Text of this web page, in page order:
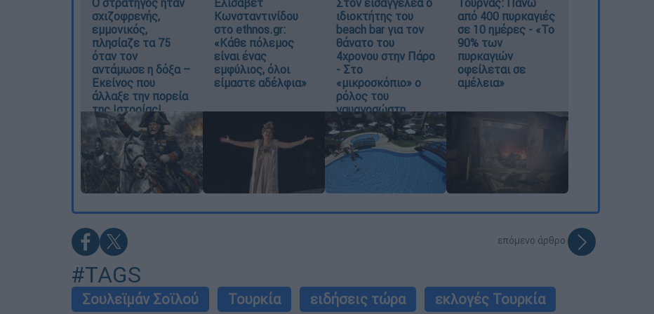
σχιζοφρενής,
εμμονικός,
πλησίαζε τα 75
όταν τον
αντάμωσε η δόξα –
Εκείνος που
άλλαξε την πορεία
της Ιστορίας!
Κωνσταντινίδου
στο ethnos.gr:
«Κάθε πόλεμος
είναι ένας
εμφύλιος, όλοι
είμαστε αδέλφια»
ιδιοκτήτης του
beach bar για τον
θάνατο του
4χρονου στην Πάρο
- Στο
«μικροσκόπιο» ο
ρόλος του
ναυαγοσώστη
από 400 πυρκαγιές
σε 10 ημέρες - «Το
90% των
πυρκαγιών
οφείλεται σε
αμέλεια»
επόμενο άρθρο
#TAGS
Σουλεϊμάν Σοϊλού Τουρκία ειδήσεις τώρα εκλογές Τουρκία